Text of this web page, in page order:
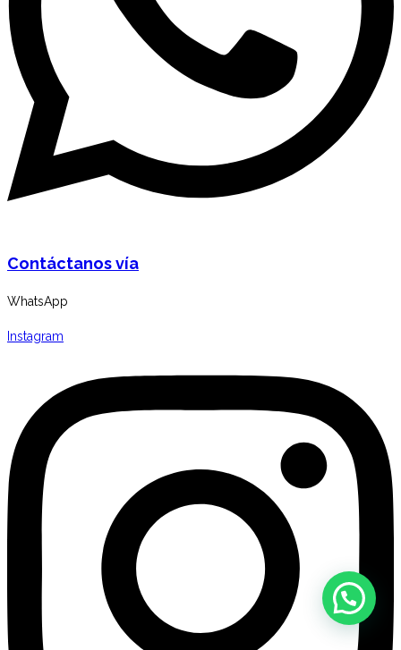
Contáctanos vía
WhatsApp
Instagram